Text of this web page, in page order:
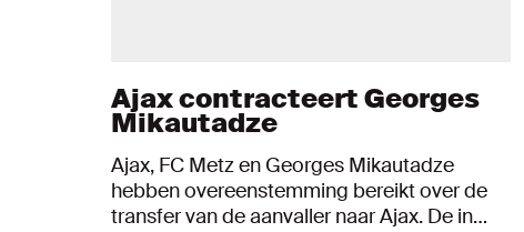
Ajax contracteert Georges
Mikautadze
Ajax, FC Metz en Georges Mikautadze
hebben overeenstemming bereikt over de
transfer van de aanvaller naar Ajax. De in